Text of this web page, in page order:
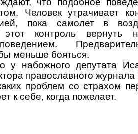
что подобное
Человек утрачивает
пока самолет в
этот контроль вернуть
меньше бояться.
у набожного депутата
православного
проблем со страхом
к себе, когда пожелает.